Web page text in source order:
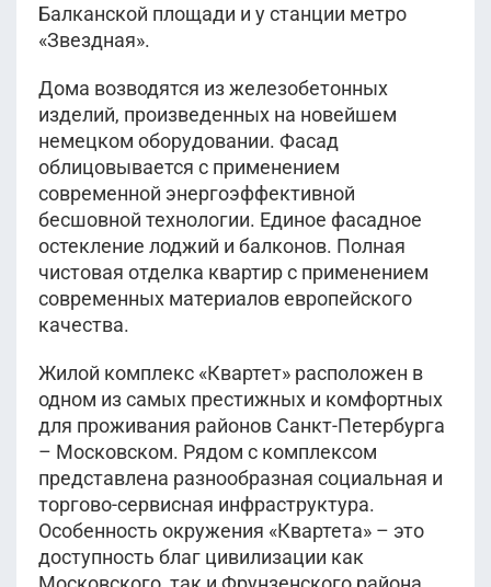
Балканской площади и у станции метро
«Звездная».
Дома возводятся из железобетонных
изделий, произведенных на новейшем
немецком оборудовании. Фасад
облицовывается с применением
современной энергоэффективной
бесшовной технологии. Единое фасадное
остекление лоджий и балконов. Полная
чистовая отделка квартир с применением
современных материалов европейского
качества.
Жилой комплекс «Квартет» расположен в
одном из самых престижных и комфортных
для проживания районов Санкт-Петербурга
– Московском. Рядом с комплексом
представлена разнообразная социальная и
торгово-сервисная инфраструктура.
Особенность окружения «Квартета» – это
доступность благ цивилизации как